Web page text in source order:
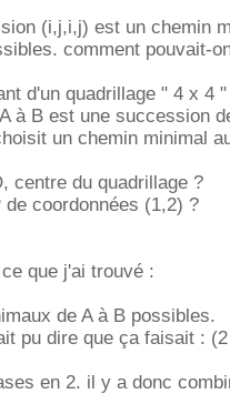
(i,j,i,j) est un chemin
comment pouvait-
d'un quadrillage " 4 x 4
à B est une succession
un chemin minimal
centre du quadrillage ?
coordonnées (1,2) ?
que j'ai trouvé :
de A à B possibles.
pu dire que ça faisait :
en 2. il y a donc